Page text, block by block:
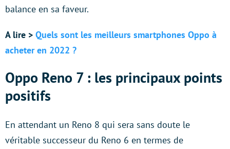
balance en sa faveur.
A lire > Quels sont les meilleurs smartphones Oppo à
acheter en 2022 ?
Oppo Reno 7 : les principaux points
positifs
En attendant un Reno 8 qui sera sans doute le
véritable successeur du Reno 6 en termes de